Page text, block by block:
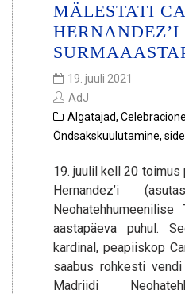
MÄLESTATI
19. juuli 2021
AdJ
Algatajad,
Õndsakskuulutamine, side
19. juulil kell 20 toimus
Hernandez’i
aastapäeva puhul.
kardinal, peapiiskop
saabus rohkesti
Madriidi